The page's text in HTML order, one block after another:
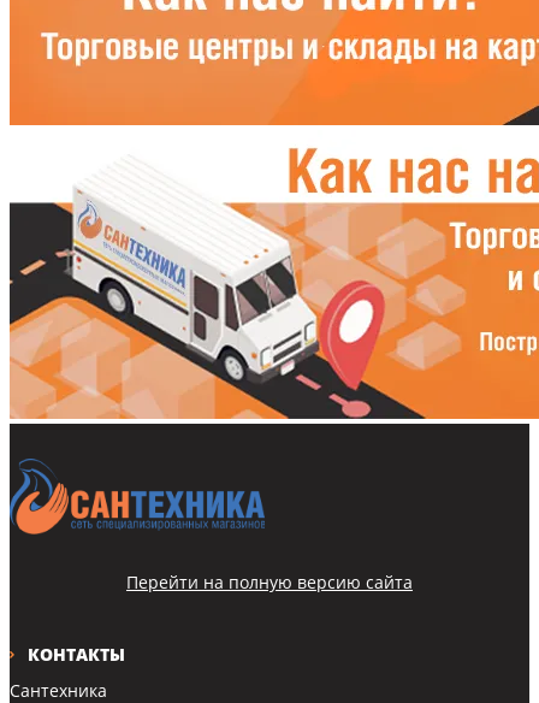
КОНТАКТЫ
Сантехника
Перейти на полную версию сайта